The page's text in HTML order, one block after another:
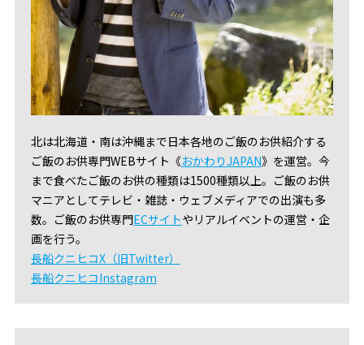
北は北海道・南は沖縄まで日本各地のご飯のお供紹介する
ご飯のお供専門WEBサイト《おかわりJAPAN》を運営。今
まで食べたご飯のお供の種類は1500種類以上。ご飯のお供
マニアとしてテレビ・雑誌・ウェブメディアでの出演も多
数。ご飯のお供専門ECサイトやリアルイベントの運営・企
画を行う。
長船クニヒコX（旧Twitter）
長船クニヒコInstagram